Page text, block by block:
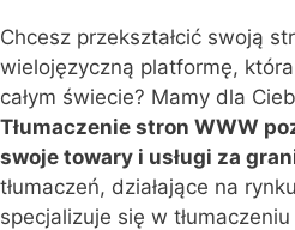
Chcesz przekształcić swoją
wielojęzyczną platformę,
całym świecie? Mamy dla
Tłumaczenie stron WWW
swoje towary i usługi za
tłumaczeń, działające na
specjalizuje się w